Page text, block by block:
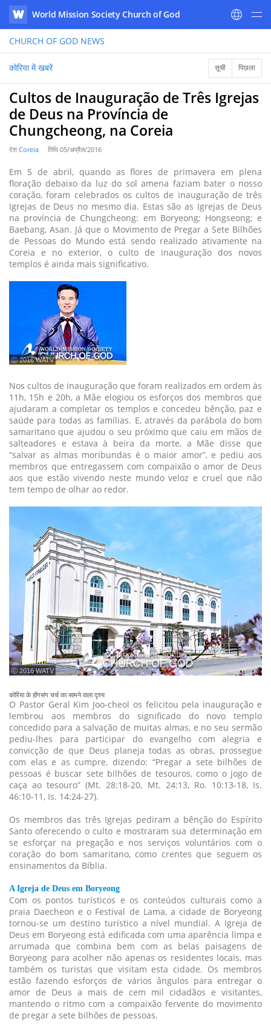
WATV
World Mission Society Church of God
CHURCH OF GOD NEWS
कोरिया में खबरें सूची पिछला
Cultos de Inauguração de Três Igrejas
de Deus na Província de
Chungcheong, na Coreia
देश Coreia तिथि05/अप्रैल/2016
Em 5 de abril, quando as flores de primavera em plena
floração debaixo da luz do sol amena faziam bater o nosso
coração, foram celebrados os cultos de inauguração de três
Igrejas de Deus no mesmo dia. Estas são as Igrejas de Deus
na província de Chungcheong: em Boryeong; Hongseong; e
Baebang, Asan. Já que o Movimento de Pregar a Sete Bilhões
de Pessoas do Mundo está sendo realizado ativamente na
Coreia e no exterior, o culto de inauguração dos novos
templos é ainda mais significativo.
ⓒ 2016 WATV
Nos cultos de inauguração que foram realizados em ordem às
11h, 15h e 20h, a Mãe elogiou os esforços dos membros que
ajudaram a completar os templos e concedeu bênção, paz e
saúde para todas as famílias. E, através da parábola do bom
samaritano que ajudou o seu próximo que caiu em mãos de
salteadores e estava à beira da morte, a Mãe disse que
“salvar as almas moribundas é o maior amor”, e pediu aos
membros que entregassem com compaixão o amor de Deus
aos que estão vivendo neste mundo veloz e cruel que não
tem tempo de olhar ao redor.
ⓒ 2016 WATV
कोरिया के होंगसंग चर्च का सामने वाला दृश्य
O Pastor Geral Kim Joo-cheol os felicitou pela inauguração e
lembrou aos membros do significado do novo templo
concedido para a salvação de muitas almas, e no seu sermão
pediu-lhes para participar do evangelho com alegria e
convicção de que Deus planeja todas as obras, prossegue
com elas e as cumpre, dizendo: “Pregar a sete bilhões de
pessoas é buscar sete bilhões de tesouros, como o jogo de
caça ao tesouro” (Mt. 28:18-20, Mt. 24:13, Ro. 10:13-18, Is.
46:10-11, Is. 14:24-27).
Os membros das três Igrejas pediram a bênção do Espírito
Santo oferecendo o culto e mostraram sua determinação em
se esforçar na pregação e nos serviços voluntários com o
coração do bom samaritano, como crentes que seguem os
ensinamentos da Bíblia.
A Igreja de Deus em Boryeong
Com os pontos turísticos e os conteúdos culturais como a
praia Daecheon e o Festival de Lama, a cidade de Boryeong
tornou-se um destino turístico a nível mundial. A Igreja de
Deus em Boryeong está edificada com uma aparência limpa e
arrumada que combina bem com as belas paisagens de
Boryeong para acolher não apenas os residentes locais, mas
também os turistas que visitam esta cidade. Os membros
estão fazendo esforços de vários ângulos para entregar o
amor de Deus a mais de cem mil cidadãos e visitantes,
mantendo o ritmo com a compaixão fervente do movimento
de pregar a sete bilhões de pessoas.